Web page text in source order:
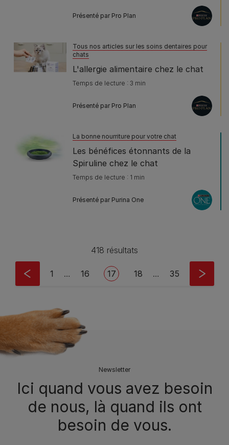
Présenté par Pro Plan
Tous nos articles sur les soins dentaires pour
chats
L'allergie alimentaire chez le chat
Temps de lecture : 3 min
Présenté par Pro Plan
La bonne nourriture pour votre chat
Les bénéfices étonnants de la
Spiruline chez le chat
Temps de lecture : 1 min
Présenté par Purina One
418 résultats
Pagination
First page
1 … Page
16 Current page
17 Page
18 … Last page
35
Newsletter
Ici quand vous avez besoin
de nous, là quand ils ont
besoin de vous.